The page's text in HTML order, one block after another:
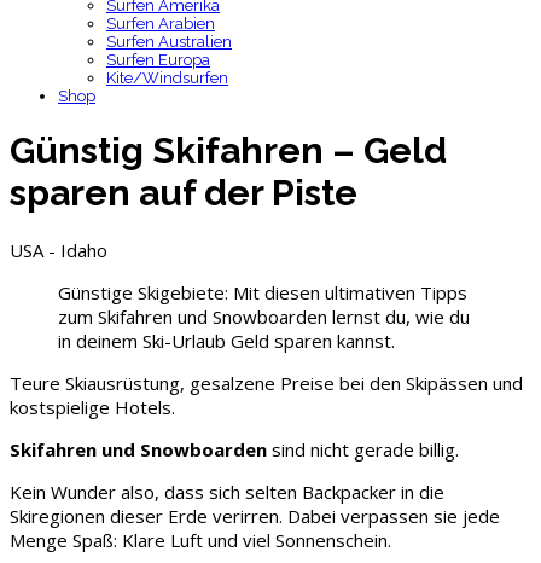
Surfen Amerika
Surfen Arabien
Surfen Australien
Surfen Europa
Kite/Windsurfen
Shop
Günstig Skifahren – Geld
sparen auf der Piste
USA - Idaho
Günstige Skigebiete: Mit diesen ultimativen Tipps
zum Skifahren und Snowboarden lernst du, wie du
in deinem Ski-Urlaub Geld sparen kannst.
Teure Skiausrüstung, gesalzene Preise bei den Skipässen und
kostspielige Hotels.
Skifahren und Snowboarden sind nicht gerade billig.
Kein Wunder also, dass sich selten Backpacker in die
Skiregionen dieser Erde verirren. Dabei verpassen sie jede
Menge Spaß: Klare Luft und viel Sonnenschein.